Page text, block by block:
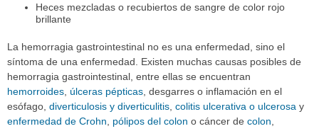
Heces mezcladas o recubiertos de sangre de color rojo
brillante
La hemorragia gastrointestinal no es una enfermedad, sino el
síntoma de una enfermedad. Existen muchas causas posibles de
hemorragia gastrointestinal, entre ellas se encuentran
hemorroides úlceras pépticas , desgarres o inflamación en el
esófago, diverticulosis y diverticulitis colitis ulcerativa o ulcerosa y
enfermedad de Crohn
pólipos del colon o cáncer de colon